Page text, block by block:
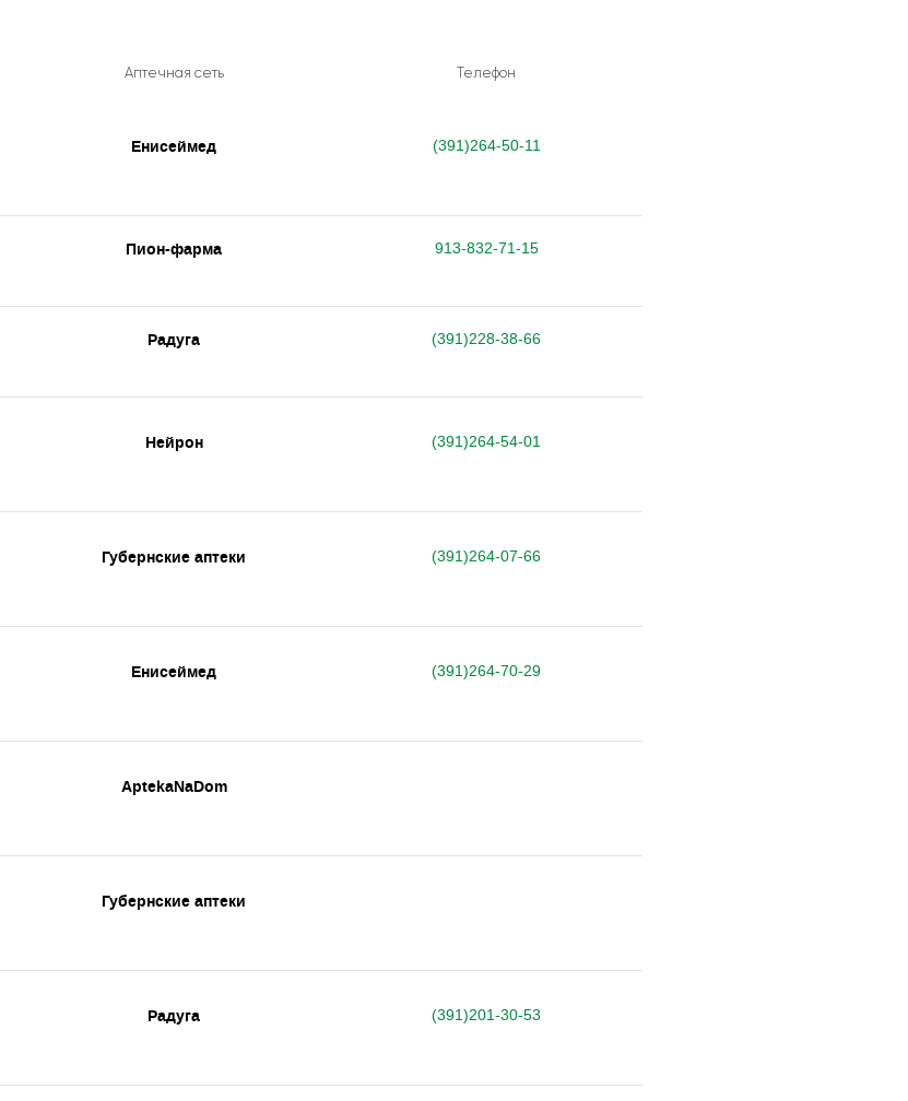
Аптечная сеть Телефон
Енисеймед (391)264-50-11
Пион-фарма 913-832-71-15
Радуга (391)228-38-66
Нейрон (391)264-54-01
Губернские аптеки (391)264-07-66
Енисеймед (391)264-70-29
AptekaNaDom
Губернские аптеки
Радуга (391)201-30-53